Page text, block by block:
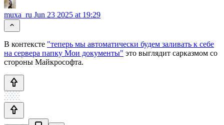
muxa_ru Jun 23 2025 at 19:29
В контексте "теперь мы автоматически будем заливать к себе
на сервера папку Мои документы" это выглядит сарказмом со
стороны Майкрософта.